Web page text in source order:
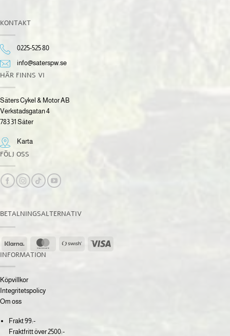
KONTAKT
0225-525 80
info@saterspw.se
HÄR FINNS VI
Säters Cykel & Motor AB
Verkstadsgatan 4
783 31 Säter
Karta
FÖLJ OSS
BETALNINGSALTERNATIV
Klarna MasterCardSwish
INFORMATION
Köpvillkor
Integritetspolicy
Om oss
Frakt 99:-
Fraktfritt över 2500:-